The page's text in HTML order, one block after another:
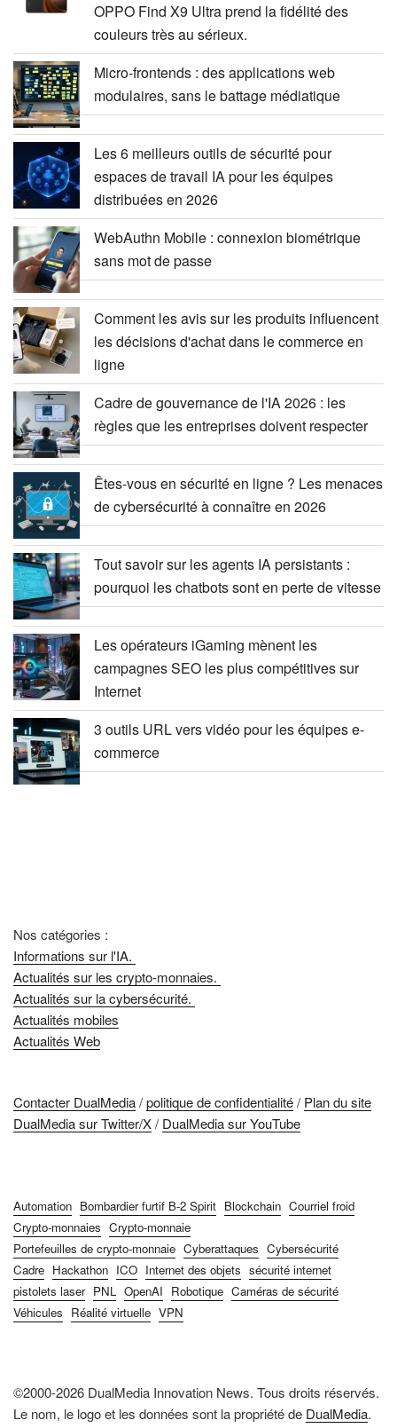
OPPO Find X9 Ultra prend la fidélité des
couleurs très au sérieux.
Micro-frontends : des applications web
modulaires, sans le battage médiatique
Les 6 meilleurs outils de sécurité pour
espaces de travail IA pour les équipes
distribuées en 2026
WebAuthn Mobile : connexion biométrique
sans mot de passe
Comment les avis sur les produits influencent
les décisions d'achat dans le commerce en
ligne
Cadre de gouvernance de l'IA 2026 : les
règles que les entreprises doivent respecter
Êtes-vous en sécurité en ligne ? Les menaces
de cybersécurité à connaître en 2026
Tout savoir sur les agents IA persistants :
pourquoi les chatbots sont en perte de vitesse
Les opérateurs iGaming mènent les
campagnes SEO les plus compétitives sur
Internet
3 outils URL vers vidéo pour les équipes e-
commerce
Nos catégories :
Informations sur l'IA.
Actualités sur les crypto-monnaies.
Actualités sur la cybersécurité.
Actualités mobiles
Actualités Web
Contacter DualMedia/politique de confidentialité/ Plan du site
DualMedia sur Twitter/X/ DualMedia sur YouTube
Automation Bombardier furtif B-2 Spirit Blockchain Courriel froid
Crypto-monnaies Crypto-monnaie
Portefeuilles de crypto-monnaie Cyberattaques Cybersécurité
Cadre Hackathon ICO Internet des objets sécurité internet
pistolets laser PNL OpenAI Robotique Caméras de sécurité
Véhicules Réalité virtuelle VPN
©2000-2026 DualMedia Innovation News. Tous droits réservés.
Le nom, le logo et les données sont la propriété de DualMedia.